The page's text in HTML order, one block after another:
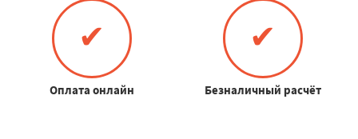
✔
Оплата онлайн
✔
Безналичный расчёт